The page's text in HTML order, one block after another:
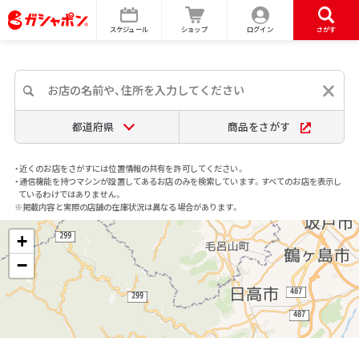
スケジュール ショップ ログイン さがす
都道府県 商品をさがす
・近くのお店をさがすには位置情報の共有を許可してください。
・通信機能を持つマシンが設置してあるお店のみを検索しています。すべてのお店を表示し
ているわけではありません。
※掲載内容と実際の店舗の在庫状況は異なる場合があります。
+
−